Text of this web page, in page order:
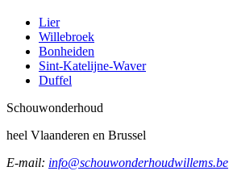
Lier
Willebroek
Bonheiden
Sint-Katelijne-Waver
Duffel
Schouwonderhoud
heel Vlaanderen en Brussel
E-mail: info@schouwonderhoudwillems.be